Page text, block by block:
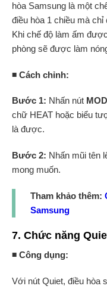
hòa Samsung là một
điều hòa 1 chiều mà chỉ
Khi chế độ làm ấm
phòng sẽ được làm
◾ Cách chỉnh:
Bước 1: Nhấn nút
chữ HEAT hoặc biểu
là được.
Bước 2: Nhấn mũi tên
mong muốn.
Tham khảo thêm:
Samsung
7. Chức năng
◾ Công dụng:
Với nút Quiet, điều hòa